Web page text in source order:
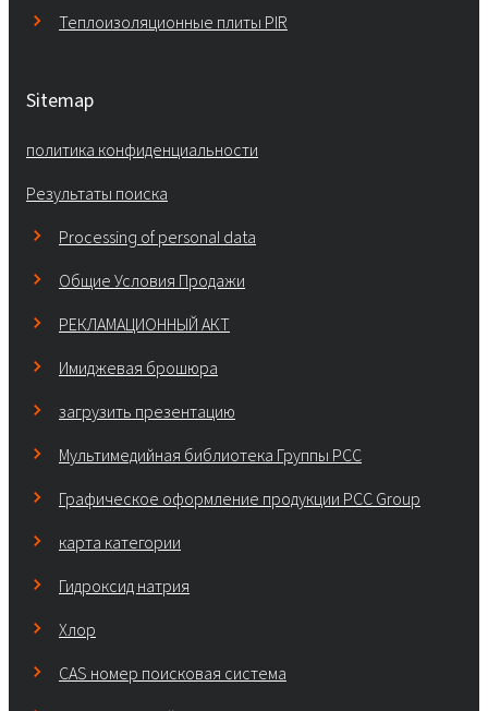
Теплоизоляционные плиты PIR
Sitemap
политика конфиденциальности
Результаты поиска
Processing of personal data
Общие Условия Продажи
РЕКЛАМАЦИОННЫЙ АКТ
Имиджевая брошюра
загрузить презентацию
Мультимедийная библиотека Группы РСС
Графическое оформление продукции PCC Group
карта категории
Гидроксид натрия
Хлор
CAS номер поисковая система